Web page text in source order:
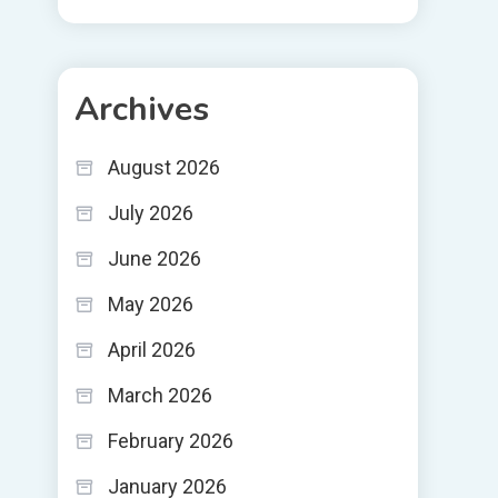
Archives
August 2026
July 2026
June 2026
May 2026
April 2026
March 2026
February 2026
January 2026